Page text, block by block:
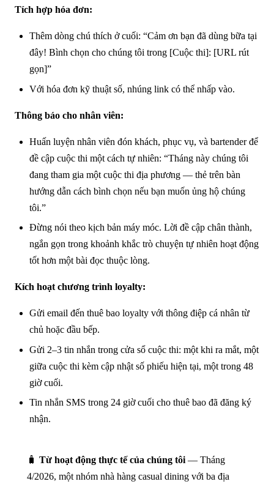
Tích hợp hóa đơn:
Thêm dòng chú thích ở cuối: “Cảm ơn bạn đã dùng bữa tại
đây! Bình chọn cho chúng tôi trong [Cuộc thi]: [URL rút
gọn]”
Với hóa đơn kỹ thuật số, nhúng link có thể nhấp vào.
Thông báo cho nhân viên:
Huấn luyện nhân viên đón khách, phục vụ, và bartender để
đề cập cuộc thi một cách tự nhiên: “Tháng này chúng tôi
đang tham gia một cuộc thi địa phương — thẻ trên bàn
hướng dẫn cách bình chọn nếu bạn muốn ủng hộ chúng
tôi.”
Đừng nói theo kịch bản máy móc. Lời đề cập chân thành,
ngắn gọn trong khoảnh khắc trò chuyện tự nhiên hoạt động
tốt hơn một bài đọc thuộc lòng.
Kích hoạt chương trình loyalty:
Gửi email đến thuê bao loyalty với thông điệp cá nhân từ
chủ hoặc đầu bếp.
Gửi 2–3 tin nhắn trong cửa sổ cuộc thi: một khi ra mắt, một
giữa cuộc thi kèm cập nhật số phiếu hiện tại, một trong 48
giờ cuối.
Tin nhắn SMS trong 24 giờ cuối cho thuê bao đã đăng ký
nhận.
🧳 Từ hoạt động thực tế của chúng tôi — Tháng
4/2026, một nhóm nhà hàng casual dining với ba địa